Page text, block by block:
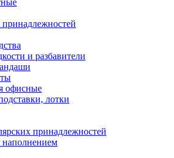
и разбавители
офисные
лотки
принадлежностей